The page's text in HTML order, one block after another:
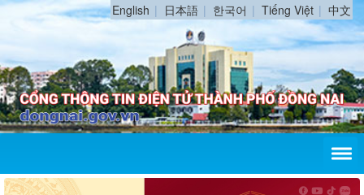
English 日本語 한국어 Tiếng Việt 中文